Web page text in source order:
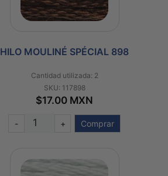
HILO MOULINÉ SPÉCIAL 898
Cantidad utilizada: 2
SKU: 117898
$17.00 MXN
- + Comprar